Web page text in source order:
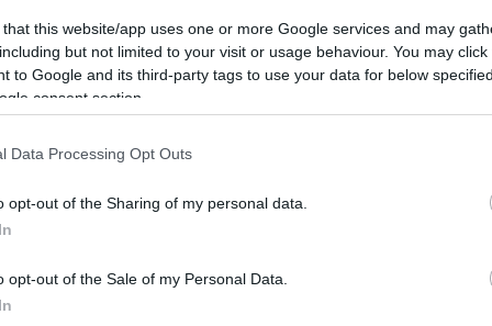
that this website/app uses one or more Google services and may
but not limited to your visit or usage behaviour. You may
to Google and its third-party tags to use your data for below
consent section.
Data Processing Opt Outs
opt-out of the Sharing of my personal data.
opt-out of the Sale of my Personal Data.